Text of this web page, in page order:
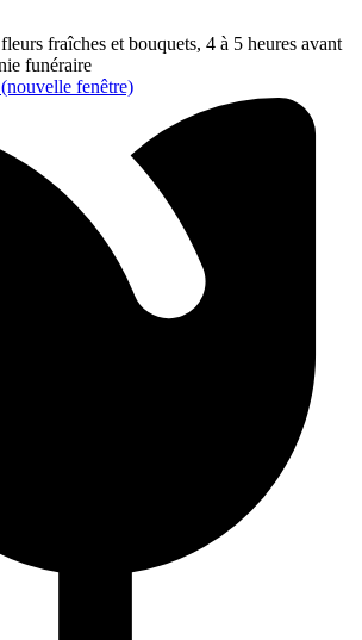
fraîches et bouquets, 4 à 5 heures avant
funéraire
(nouvelle fenêtre)